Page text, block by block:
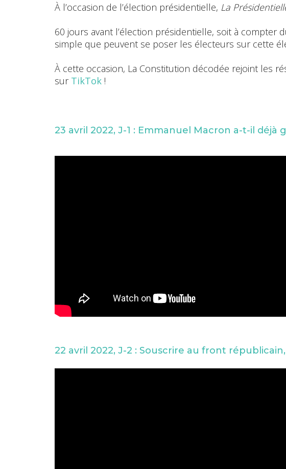
À l’occasion de l’élection présidentielle, La
60 jours avant l’élection présidentielle, soit à
simple que peuvent se poser les électeurs sur cette
À cette occasion, La Constitution décodée rejoint les
sur TikTok !
23 avril 2022, J-1 : Emmanuel Macron a-t-il déjà
22 avril 2022, J-2 : Souscrire au front